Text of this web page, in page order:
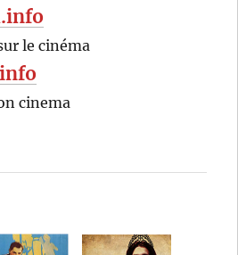
le cinéma
cinema